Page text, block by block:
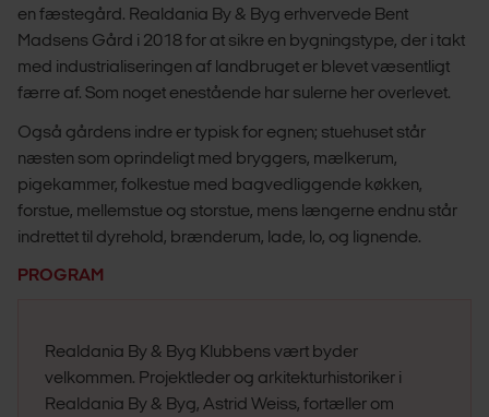
en fæstegård. Realdania By & Byg erhvervede Bent
Madsens Gård i 2018 for at sikre en bygningstype, der i takt
med industrialiseringen af landbruget er blevet væsentligt
færre af. Som noget enestående har sulerne her overlevet.
Også gårdens indre er typisk for egnen; stuehuset står
næsten som oprindeligt med bryggers, mælkerum,
pigekammer, folkestue med bagvedliggende køkken,
forstue, mellemstue og storstue, mens længerne endnu står
indrettet til dyrehold, brænderum, lade, lo, og lignende.
PROGRAM
Realdania By & Byg Klubbens vært byder
velkommen. Projektleder og arkitekturhistoriker i
Realdania By & Byg, Astrid Weiss, fortæller om